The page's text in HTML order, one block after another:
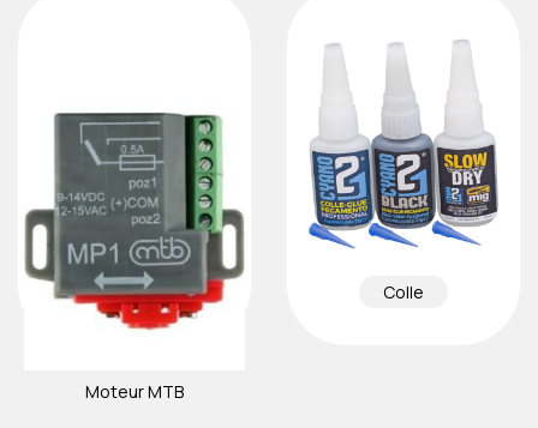
Moteur MTB
Colle